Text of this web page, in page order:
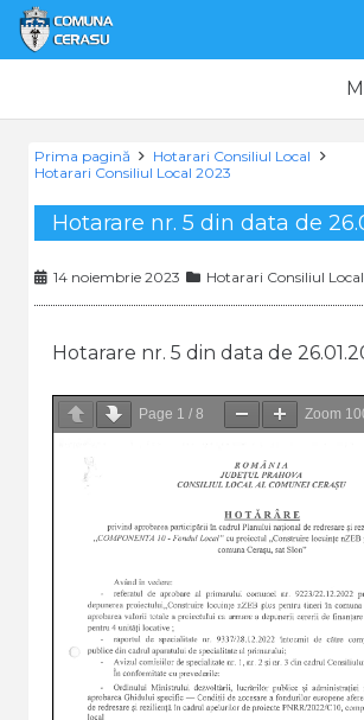
M
Prima pagină
Hotarari Consiliul Local
Hotarari Consiliul Local 2023
Hotarare nr. 5 din data de
14 noiembrie 2023 Hotarari Consiliul
Hotarare nr. 5 din data de
Page 1 / 8 Zoom